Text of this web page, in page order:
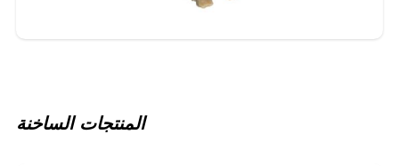
المنتجات الساخنة